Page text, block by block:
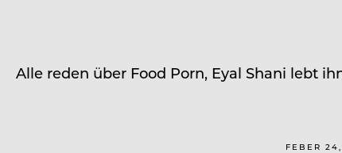
Alle reden über Food Porn, Eyal Shani lebt
FEBER